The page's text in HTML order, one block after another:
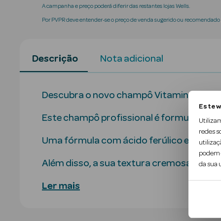
Este
redes
podem
da sua
A campanha e preço poderá diferir das restantes lojas Wells.
Por PVPR deve entender-se o preço de venda sugerido ou
Descrição Nota adicional
Descubra o novo champô Vitamino Color
Este champô profissional é formulado
Uma fórmula com ácido ferúlico e ácido
Além disso, a sua textura cremosa limpa
Ler mais